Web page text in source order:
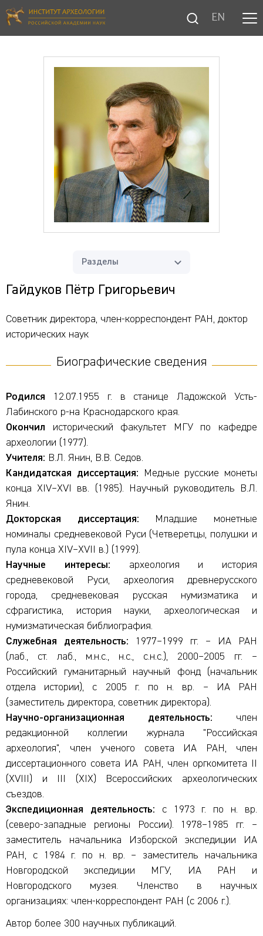
EN
Разделы
Гайдуков Пётр Григорьевич
Советник директора, член-корреспондент РАН, доктор
исторических наук
Биографические сведения
Родился 12.07.1955 г. в станице Ладожской Усть-
Лабинского р-на Краснодарского края.
Окончил исторический факультет МГУ по кафедре
археологии (1977).
Учителя: В.Л. Янин, В.В. Седов.
Кандидатская диссертация: Медные русские монеты
конца XIV–XVI вв. (1985). Научный руководитель В.Л.
Янин.
Докторская диссертация: Младшие монетные
номиналы средневековой Руси (Четверетцы, полушки и
пула конца XIV–XVII в.) (1999).
Научные интересы: археология и история
средневековой Руси, археология древнерусского
города, средневековая русская нумизматика и
сфрагистика, история науки, археологическая и
нумизматическая библиография.
Служебная деятельность: 1977–1999 гг. – ИА РАН
(лаб., ст. лаб., м.н.с., н.с., с.н.с.), 2000–2005 гг. –
Российский гуманитарный научный фонд (начальник
отдела истории), с 2005 г. по н. вр. – ИА РАН
(заместитель директора, советник директора).
Научно-организационная деятельность: член
редакционной коллегии журнала "Российская
археология", член ученого совета ИА РАН, член
диссертационного совета ИА РАН, член оргкомитета II
(XVIII) и III (XIX) Всероссийских археологических
съездов.
Экспедиционная деятельность: с 1973 г. по н. вр.
(северо-западные регионы России). 1978–1985 гг. –
заместитель начальника Изборской экспедиции ИА
РАН, с 1984 г. по н. вр. – заместитель начальника
Новгородской экспедиции МГУ, ИА РАН и
Новгородского музея. Членство в научных
организациях: член-корреспондент РАН (с 2006 г.).
Автор более 300 научных публикаций.